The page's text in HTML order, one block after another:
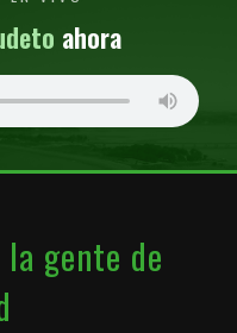
ahora
la gente de